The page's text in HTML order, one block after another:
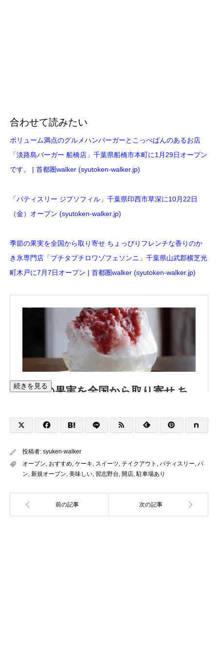
合わせて読みたい
ボリューム満点のグルメハンバーガーとこっぺぱんのあるお店
「淡路島バーガー 船橋店」千葉県船橋市本町に1月29日オープン
です。 | 首都圏walker (syutoken-walker.jp)
「パティスリー ジプソフィル」千葉県印西市草深に10月22日
（金）オープン (syutoken-walker.jp)
季節の果実を全国から取り寄せ ちょっぴりフレンチな香りのか
き氷専門店「プチタプチロワゾフェソンニ」千葉県山武郡横芝光
町木戸に7月7日オープン | 首都圏walker (syutoken-walker.jp)
続きを見る
投稿者: syuken-walker
オープン おすすめ ケーキ スイーツ テイクアウト パティスリー パ
ン 新規オープン 美味しい 習志野台 開店 駐車場あり